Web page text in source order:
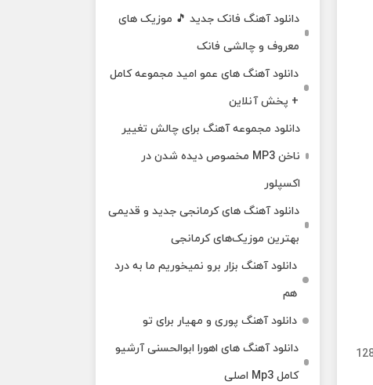
کیفیت 320 و 128
دانلود آهنگ فانک جدید 🎵 موزیک‌ های
معروف و چالشی فانک
دانلود آهنگ های عمو امید مجموعه کامل
+ پخش آنلاین
دانلود مجموعه آهنگ برای چالش تغییر
ناخن MP3 مخصوص دیده شدن در
اکسپلور
دانلود آهنگ‌ های کرمانجی جدید و قدیمی
بهترین موزیک‌های کرمانجی
دانلود آهنگ بزار برو نمیخوریم ما به درد
هم
دانلود آهنگ پوری و مهیار برای تو
دانلود آهنگ های اهورا ابوالحسنی آرشیو
کامل Mp3 اصلی